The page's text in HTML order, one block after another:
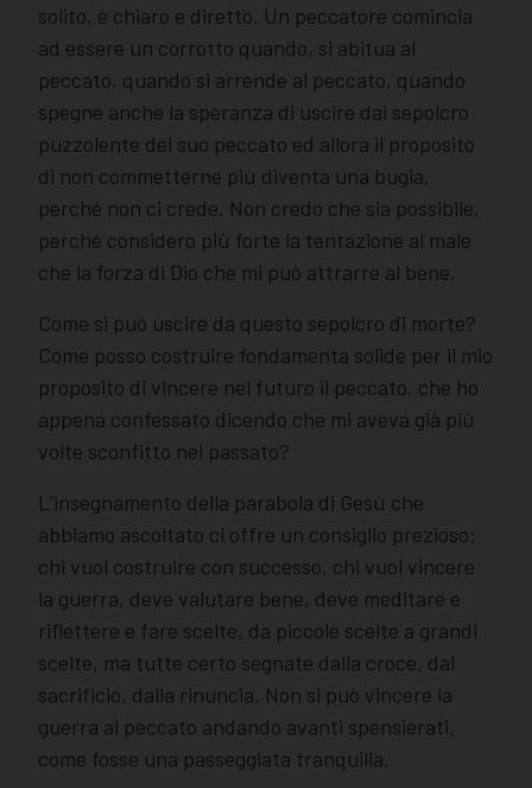
solito, è chiaro e diretto. Un peccatore comincia
ad essere un corrotto quando, si abitua al
peccato, quando si arrende al peccato, quando
spegne anche la speranza di uscire dal sepolcro
puzzolente del suo peccato ed allora il proposito
di non commetterne più diventa una bugia,
perché non ci crede. Non credo che sia possibile,
perché considero più forte la tentazione al male
che la forza di Dio che mi può attrarre al bene.
Come si può uscire da questo sepolcro di morte?
Come posso costruire fondamenta solide per il mio
proposito di vincere nel futuro il peccato, che ho
appena confessato dicendo che mi aveva già più
volte sconfitto nel passato?
L’insegnamento della parabola di Gesù che
abbiamo ascoltato ci offre un consiglio prezioso:
chi vuol costruire con successo, chi vuol vincere
la guerra, deve valutare bene, deve meditare e
riflettere e fare scelte, da piccole scelte a grandi
scelte, ma tutte certo segnate dalla croce, dal
sacrificio, dalla rinuncia. Non si può vincere la
guerra al peccato andando avanti spensierati,
come fosse una passeggiata tranquilla.